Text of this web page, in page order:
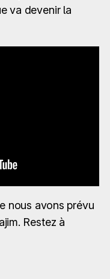
va devenir la
nous avons prévu
Restez à